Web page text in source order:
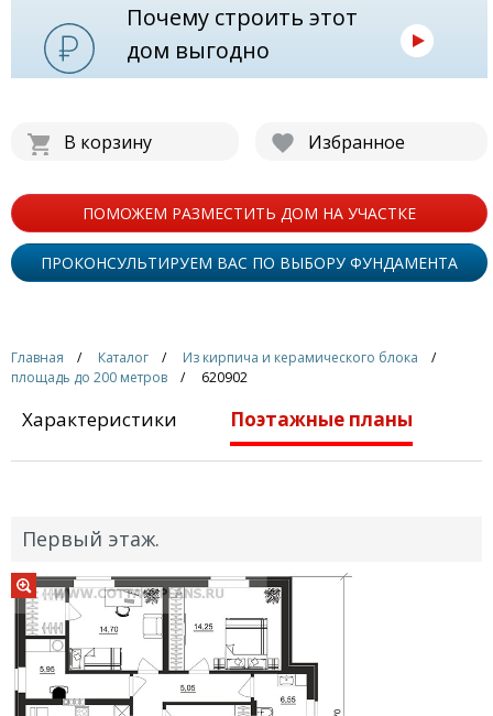
Почему строить этот
дом выгодно
В корзину Избранное
ПОМОЖЕМ РАЗМЕСТИТЬ ДОМ НА УЧАСТКЕ
ПРОКОНСУЛЬТИРУЕМ ВАС ПО ВЫБОРУ ФУНДАМЕНТА
Главная Каталог
Из кирпича и керамического блока
площадь до 200 метров
620902
Характеристики Поэтажные планы
Первый этаж.